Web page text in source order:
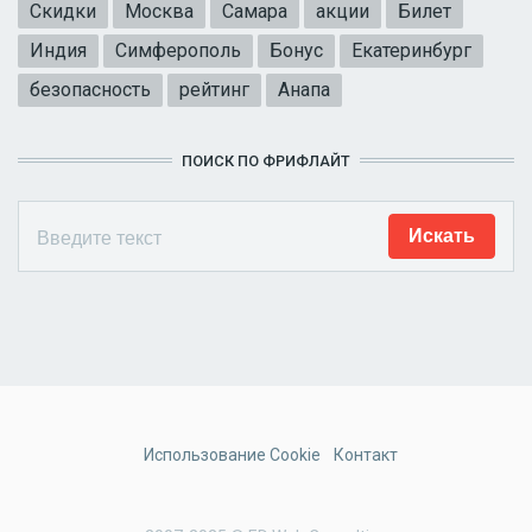
Скидки Москва Самара акции
Билет
Индия
Симферополь Бонус
Екатеринбург
безопасность
рейтинг Анапа
ПОИСК ПО ФРИФЛАЙТ
Использование Cookie Контакт